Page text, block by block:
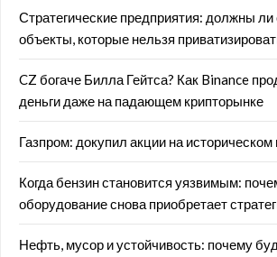
Стратегические предприятия: должны
объекты, которые нельзя
CZ богаче Билла Гейтса? Как Binance
деньги даже на падающем крипторынке
Газпром: докупил акции на
Когда бензин становится уязвимым:
оборудование снова приобретает
Нефть, мусор и устойчивость: почему